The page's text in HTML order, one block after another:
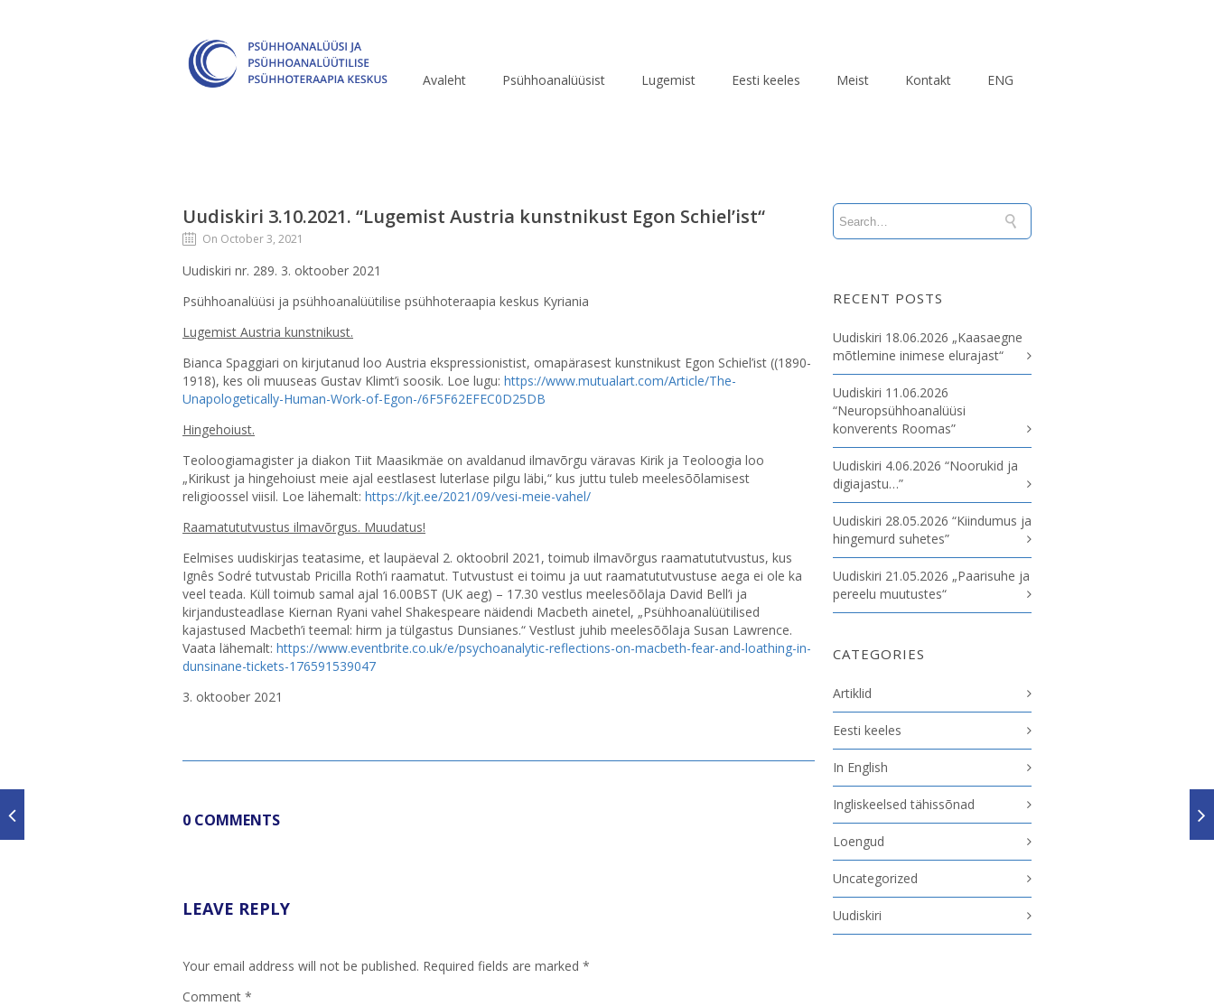
Avaleht Psühhoanalüüsist Lugemist Eesti keeles Meist Kontakt ENG
Uudiskiri 3.10.2021. “Lugemist Austria kunstnikust Egon Schiel’ist“
On October 3, 2021
Uudiskiri nr. 289. 3. oktoober 2021
Psühhoanalüüsi ja psühhoanalüütilise psühhoteraapia keskus Kyriania
Lugemist Austria kunstnikust.
Bianca Spaggiari on kirjutanud loo Austria ekspressionistist, omapärasest kunstnikust Egon Schiel’ist ((1890-
1918), kes oli muuseas Gustav Klimt’i soosik. Loe lugu: https://www.mutualart.com/Article/The-
Unapologetically-Human-Work-of-Egon-/6F5F62EFEC0D25DB
Hingehoiust.
Teoloogiamagister ja diakon Tiit Maasikmäe on avaldanud ilmavõrgu väravas Kirik ja Teoloogia loo
„Kirikust ja hingehoiust meie ajal eestlasest luterlase pilgu läbi,“ kus juttu tuleb meelesõõlamisest
religioossel viisil. Loe lähemalt: https://kjt.ee/2021/09/vesi-meie-vahel/
Raamatututvustus ilmavõrgus. Muudatus!
Eelmises uudiskirjas teatasime, et laupäeval 2. oktoobril 2021, toimub ilmavõrgus raamatututvustus, kus
Ignês Sodré tutvustab Pricilla Roth’i raamatut. Tutvustust ei toimu ja uut raamatututvustuse aega ei ole ka
veel teada. Küll toimub samal ajal 16.00BST (UK aeg) – 17.30 vestlus meelesõõlaja David Bell’i ja
kirjandusteadlase Kiernan Ryani vahel Shakespeare näidendi Macbeth ainetel, „Psühhoanalüütilised
kajastused Macbeth’i teemal: hirm ja tülgastus Dunsianes.“ Vestlust juhib meelesõõlaja Susan Lawrence.
Vaata lähemalt: https://www.eventbrite.co.uk/e/psychoanalytic-reflections-on-macbeth-fear-and-loathing-in-
dunsinane-tickets-176591539047
3. oktoober 2021
0 COMMENTS
LEAVE REPLY
Your email address will not be published. Required fields are marked *
Comment *
RECENT POSTS
Uudiskiri 18.06.2026 „Kaasaegne
mõtlemine inimese elurajast“
Uudiskiri 11.06.2026
“Neuropsühhoanalüüsi
konverents Roomas”
Uudiskiri 4.06.2026 “Noorukid ja
digiajastu…”
Uudiskiri 28.05.2026 “Kiindumus ja
hingemurd suhetes”
Uudiskiri 21.05.2026 „Paarisuhe ja
pereelu muutustes“
CATEGORIES
Artiklid
Eesti keeles
In English
Ingliskeelsed tähissõnad
Loengud
Uncategorized
Uudiskiri